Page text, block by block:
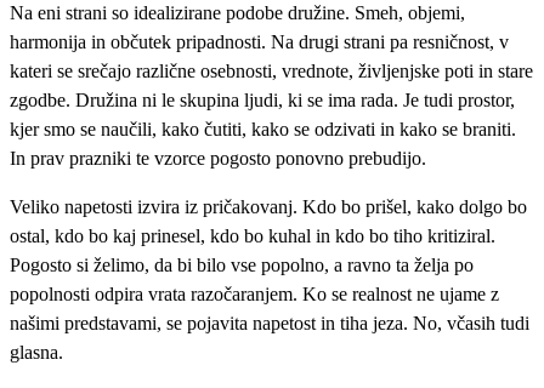
Na eni strani so idealizirane podobe družine. Smeh, objemi,
harmonija in občutek pripadnosti. Na drugi strani pa resničnost, v
kateri se srečajo različne osebnosti, vrednote, življenjske poti in stare
zgodbe. Družina ni le skupina ljudi, ki se ima rada. Je tudi prostor,
kjer smo se naučili, kako čutiti, kako se odzivati in kako se braniti.
In prav prazniki te vzorce pogosto ponovno prebudijo.
Veliko napetosti izvira iz pričakovanj. Kdo bo prišel, kako dolgo bo
ostal, kdo bo kaj prinesel, kdo bo kuhal in kdo bo tiho kritiziral.
Pogosto si želimo, da bi bilo vse popolno, a ravno ta želja po
popolnosti odpira vrata razočaranjem. Ko se realnost ne ujame z
našimi predstavami, se pojavita napetost in tiha jeza. No, včasih tudi
glasna.